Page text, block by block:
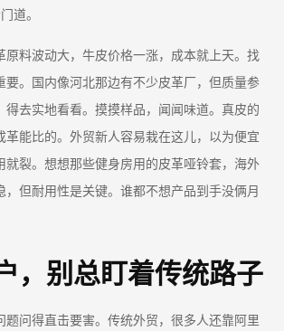
道。
原料波动大，牛皮价格一涨，成本就上天。找
要。国内像河北那边有不少皮革厂，但质量参
得去实地看看。摸摸样品，闻闻味道。真皮的
革能比的。外贸新人容易栽在这儿，以为便宜
就裂。想想那些健身房用的皮革哑铃套，海外
，但耐用性是关键。谁都不想产品到手没俩月
，别总盯着传统路子
题问得直击要害。传统外贸，很多人还靠阿里